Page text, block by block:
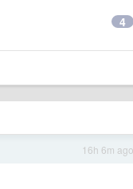
4
16h 6m ago